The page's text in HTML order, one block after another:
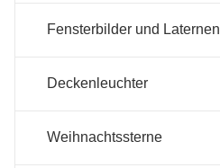
Fensterbilder und Laternen
Deckenleuchter
Weihnachtssterne